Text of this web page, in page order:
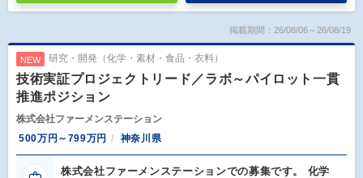
掲載期間：26/08/06～26/08/19
NEW 研究・開発（化学・素材・食品・衣料）
技術実証プロジェクトリード／ラボ～パイロット一貫
推進ポジション
株式会社ファーメンステーション
500万円～799万円
神奈川県
株式会社ファーメンステーションでの募集です。 化学